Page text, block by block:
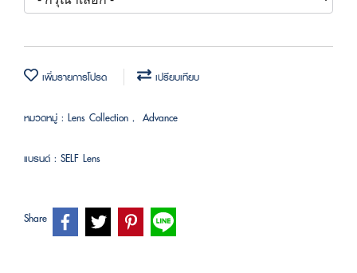
เพิ่มรายการโปรด เปรียบเทียบ
หมวดหมู่ : Lens Collection , Advance
แบรนด์ : SELF Lens
Share